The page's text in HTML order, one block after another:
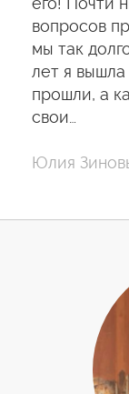
вопросов
мы так
лет я
прошли, а
свои…
Юлия